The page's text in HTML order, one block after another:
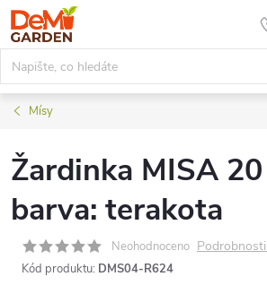
Přejít
na
obsah
Mísy
Žardinka MISA
barva: terakota
Neohodnoceno
Kód produktu: DMS04-R624